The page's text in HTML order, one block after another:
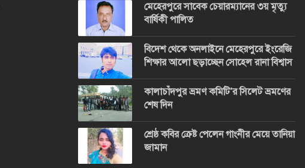
মেহেরপুরে সাবেক চেয়ারম্যানের ৩য় মৃত্যু
বার্ষিকী পালিত
বিদেশ থেকে অনলাইনে মেহেরপুরে ইংরেজি
শিক্ষার আলো ছড়াচ্ছেন সোহেল রানা বিশ্বাস
কালাচাঁদপুর ভ্রমণ কমিটি’র সিলেট ভ্রমণের
শেষ দিন
শ্রেষ্ঠ কবির ক্রেষ্ট পেলেন গাংনীর মেয়ে তানিয়া
জামান